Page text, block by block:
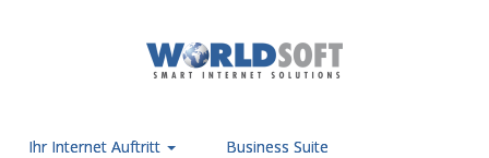
Ihr Internet Auftritt Business Suite